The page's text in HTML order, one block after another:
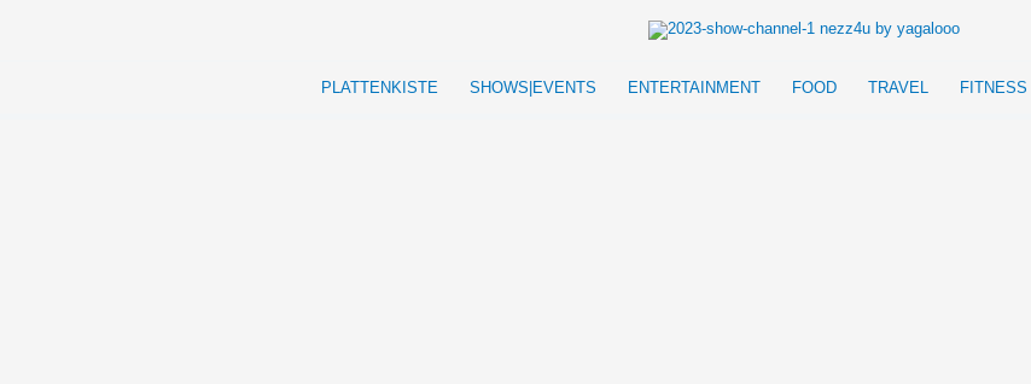
PLATTENKISTE
SHOWS|EVENTS ENTERTAINMENT FOOD TRAVEL FITNESS